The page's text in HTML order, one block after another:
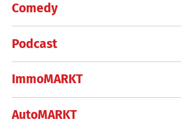
Comedy
Podcast
ImmoMARKT
AutoMARKT